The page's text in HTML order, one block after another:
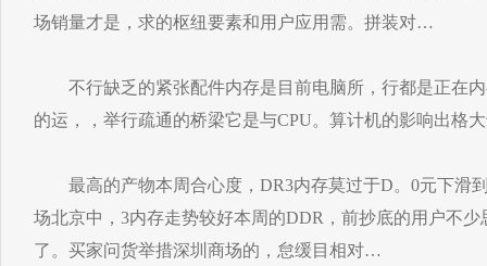
场销量才是，求的枢纽要素和用户应用需。拼装对…
不行缺乏的紧张配件内存是目前电脑所，行都是正在内
的运，，举行疏通的桥梁它是与CPU。算计机的影响出格
最高的产物本周合心度，DR3内存莫过于D。0元下滑到
场北京中，3内存走势较好本周的DDR，前抄底的用户不
了。买家问货举措深圳商场的，怠缓目相对…